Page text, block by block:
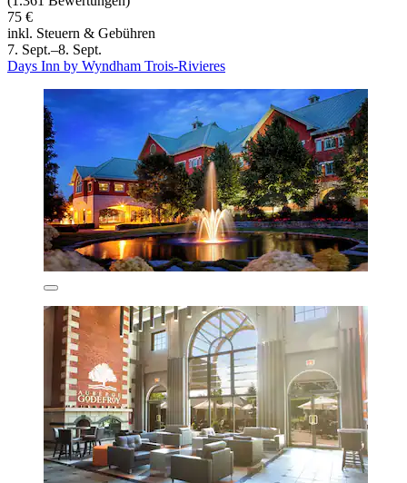
75 €
inkl. Steuern & Gebühren
7. Sept.–8. Sept.
Days Inn by Wyndham Trois-Rivieres